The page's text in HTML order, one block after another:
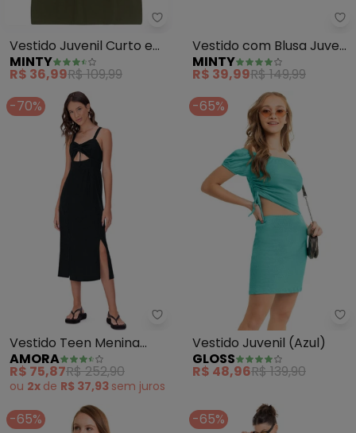
Minty - Vestido Juvenil Curto
Vestido Juvenil Curto em
Molecotton (Verde)
MINTY
R$ 36,99R$ 109,99
Vestido com Blusa Juvenil
(Roxo)
MINTY
R$ 39,99R$ 149,99
-70%
Amora - Vestido Teen Menina
Vestido Teen Menina
(Preto)
AMORA
R$ 75,87R$ 252,90
ou 2x de R$ 37,93 sem juros
-65%
Vestido Juvenil (Azul)
GLOSS
R$ 48,96R$ 139,90
-65% -65%